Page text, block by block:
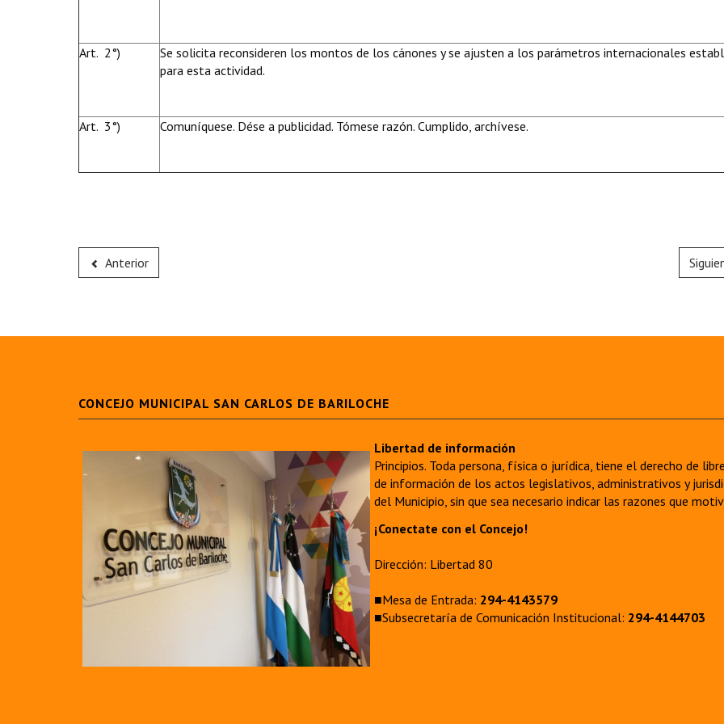
Art. 2°)
Se solicita reconsideren los montos de los cánones y se ajusten a los parámetros internacionales
para esta actividad.
Art. 3°) Comuníquese. Dése a publicidad. Tómese razón. Cumplido, archívese.
Anterior
CONCEJO MUNICIPAL SAN CARLOS DE BARILOCHE
Libertad de información
Principios. Toda persona, física o jurídica, tiene el derecho de
de información de los actos legislativos, administrativos y
del Municipio, sin que sea necesario indicar las razones que
¡Conectate con el Concejo!
Dirección: Libertad 80
■Mesa de Entrada: 294-4143579
■Subsecretaría de Comunicación Institucional: 294-4144703